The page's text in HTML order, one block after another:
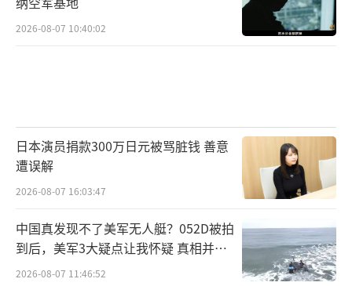
2026-08-07 10:40:02
日本演员捐款300万日元被骂脏钱 善意
遭误解
2026-08-07 16:03:47
中国真发现不了美军无人艇？052D被拍
到后，美军3大疑点让我怀疑 真相并非
如此
2026-08-07 11:46:52